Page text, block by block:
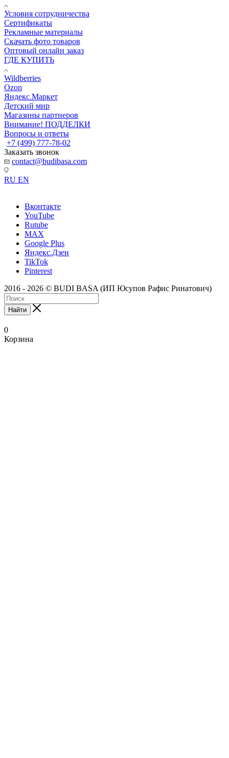
Условия сотрудничества
Сертификаты
Рекламные материалы
Скачать фото товаров
Оптовый онлайн заказ
ГДЕ КУПИТЬ
Wildberries
Ozon
Яндекс.Маркет
Детский мир
Магазины партнеров
Внимание! ПОДДЕЛКИ
Вопросы и ответы
+7 (499) 777-78-02
Заказать звонок
contact@budibasa.com
RU EN
Вконтакте
YouTube
Rutube
MAX
Google Plus
Яндекс.Дзен
TikTok
Pinterest
2016 - 2026 © BUDI BASA (ИП Юсупов Рафис Ринатович)
Найти
0
Корзина